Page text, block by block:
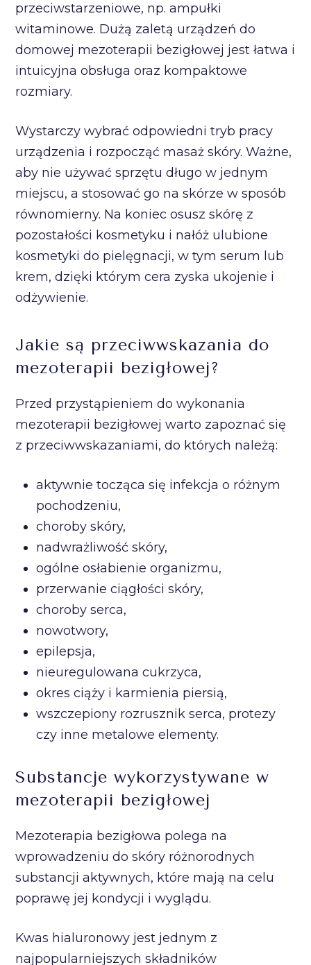
przeciwstarzeniowe, np. ampułki
witaminowe. Dużą zaletą urządzeń do
domowej mezoterapii bezigłowej jest łatwa i
intuicyjna obsługa oraz kompaktowe
rozmiary.
Wystarczy wybrać odpowiedni tryb pracy
urządzenia i rozpocząć masaż skóry. Ważne,
aby nie używać sprzętu długo w jednym
miejscu, a stosować go na skórze w sposób
równomierny. Na koniec osusz skórę z
pozostałości kosmetyku i nałóż ulubione
kosmetyki do pielęgnacji, w tym serum lub
krem, dzięki którym cera zyska ukojenie i
odżywienie.
Jakie są przeciwwskazania do
mezoterapii bezigłowej?
Przed przystąpieniem do wykonania
mezoterapii bezigłowej warto zapoznać się
z przeciwwskazaniami, do których należą:
aktywnie tocząca się infekcja o różnym
pochodzeniu,
choroby skóry,
nadwrażliwość skóry,
ogólne osłabienie organizmu,
przerwanie ciągłości skóry,
choroby serca,
nowotwory,
epilepsja,
nieuregulowana cukrzyca,
okres ciąży i karmienia piersią,
wszczepiony rozrusznik serca, protezy
czy inne metalowe elementy.
Substancje wykorzystywane w
mezoterapii bezigłowej
Mezoterapia bezigłowa polega na
wprowadzeniu do skóry różnorodnych
substancji aktywnych, które mają na celu
poprawę jej kondycji i wyglądu.
Kwas hialuronowy jest jednym z
najpopularniejszych składników